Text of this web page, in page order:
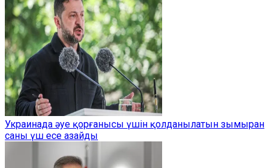
Украинада әуе қорғанысы үшін қолданылатын зымыран
саны үш есе азайды